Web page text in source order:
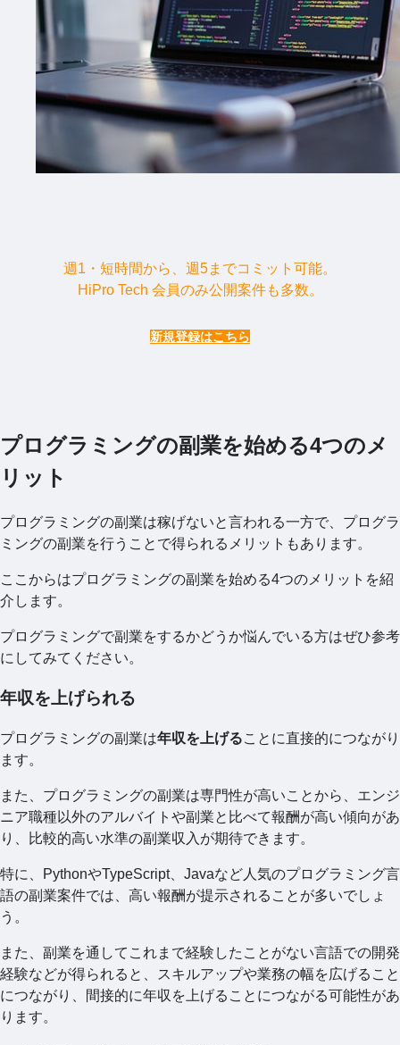
週1・短時間から、週5までコミット可能。
HiPro Tech 会員のみ公開案件も多数。
新規登録はこちら
プログラミングの副業を始める4つのメ
リット
プログラミングの副業は稼げないと言われる一方で、プログラ
ミングの副業を行うことで得られるメリットもあります。
ここからはプログラミングの副業を始める4つのメリットを紹
介します。
プログラミングで副業をするかどうか悩んでいる方はぜひ参考
にしてみてください。
年収を上げられる
プログラミングの副業は年収を上げることに直接的につながり
ます。
また、プログラミングの副業は専門性が高いことから、エンジ
ニア職種以外のアルバイトや副業と比べて報酬が高い傾向があ
り、比較的高い水準の副業収入が期待できます。
特に、PythonやTypeScript、Javaなど人気のプログラミング言
語の副業案件では、高い報酬が提示されることが多いでしょ
う。
また、副業を通してこれまで経験したことがない言語での開発
経験などが得られると、スキルアップや業務の幅を広げること
につながり、間接的に年収を上げることにつながる可能性があ
ります。